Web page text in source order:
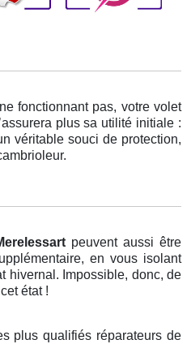
fonctionnant pas, votre volet
plus sa utilité initiale :
véritable souci de protection,
peuvent aussi être
en vous isolant
hivernal. Impossible, donc, de
état !
plus qualifiés réparateurs de